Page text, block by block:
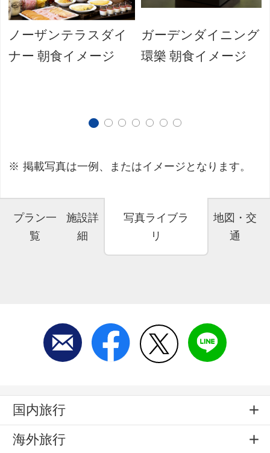
ノーザンテラスダイ
ナー 朝食イメージ
ガーデンダイニング
環樂 朝食イメージ
掲載写真は一例、またはイメージとなります。
プラン一
覧
施設詳
細
写真ライブラ
リ
地図・交
通
国内旅行
海外旅行